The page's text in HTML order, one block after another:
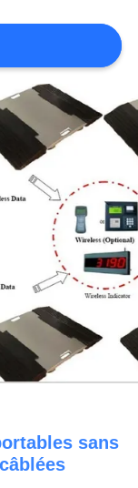
sans